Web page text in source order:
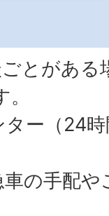
とがあ
ー（24
の手配